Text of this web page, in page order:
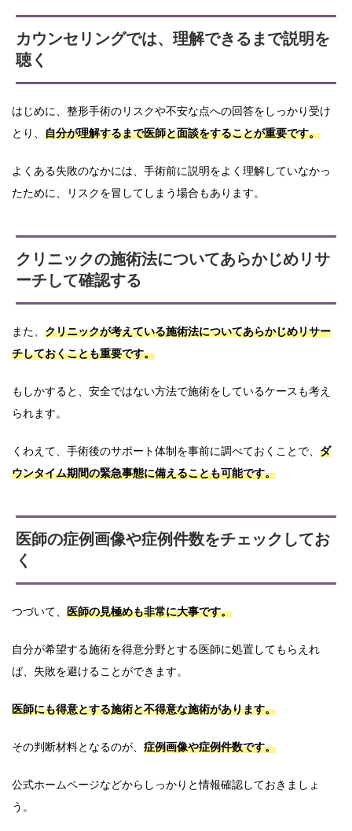
カウンセリングでは、理解できるまで説明を
聴く
はじめに、整形手術のリスクや不安な点への回答をしっかり受け
とり、 自分が理解するまで医師と面談をすることが重要です。
よくある失敗のなかには、手術前に説明をよく理解していなかっ
たために、リスクを冒してしまう場合もあります。
クリニックの施術法についてあらかじめリサ
ーチして確認する
また、 クリニックが考えている施術法についてあらかじめリサー
チしておくことも重要です。
もしかすると、安全ではない方法で施術をしているケースも考え
られます。
くわえて、手術後のサポート体制を事前に調べておくことで、 ダ
ウンタイム期間の緊急事態に備えることも可能です。
医師の症例画像や症例件数をチェックしてお
く
つづいて、 医師の見極めも非常に大事です。
自分が希望する施術を得意分野とする医師に処置してもらえれ
ば、失敗を避けることができます。
医師にも得意とする施術と不得意な施術があります。
その判断材料となるのが、 症例画像や症例件数です。
公式ホームページなどからしっかりと情報確認しておきましょ
う。